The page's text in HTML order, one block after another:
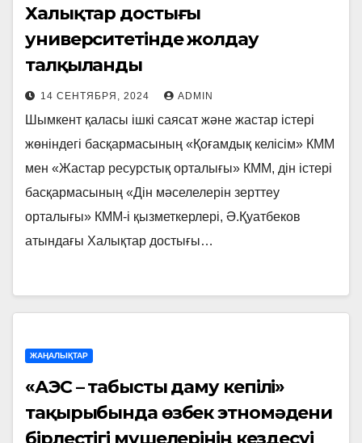
Халықтар достығы
университетінде жолдау
талқыланды
14 СЕНТЯБРЯ, 2024 ADMIN
Шымкент қаласы ішкі саясат және жастар істері
жөніндегі басқармасының «Қоғамдық келісім» КММ
мен «Жастар ресурстық орталығы» КММ, дін істері
басқармасының «Дін мәселелерін зерттеу
орталығы» КММ-і қызметкерлері, Ә.Қуатбеков
атындағы Халықтар достығы…
ЖАҢАЛЫҚТАР
«АЭС – табысты даму кепілі»
тақырыбында өзбек этномәдени
бірлестігі мүшелерінің кездесуі